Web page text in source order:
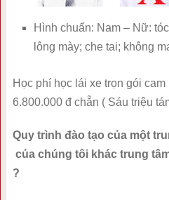
Hình chuẩn: Nam – Nữ:
lông mày; che tai; không
Học phí học lái xe trọn gói
6.800.000 đ chẵn ( Sáu triệu
Quy trình đào tạo của một
của chúng tôi khác trung
?